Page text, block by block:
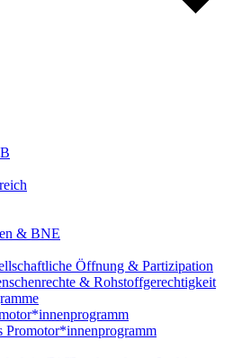
& BNE
Öffnung & Partizipation
& Rohstoffgerechtigkeit
Promotor*innenprogramm